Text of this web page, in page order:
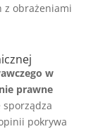
z obrażeniami
w
prawne
pokrywa